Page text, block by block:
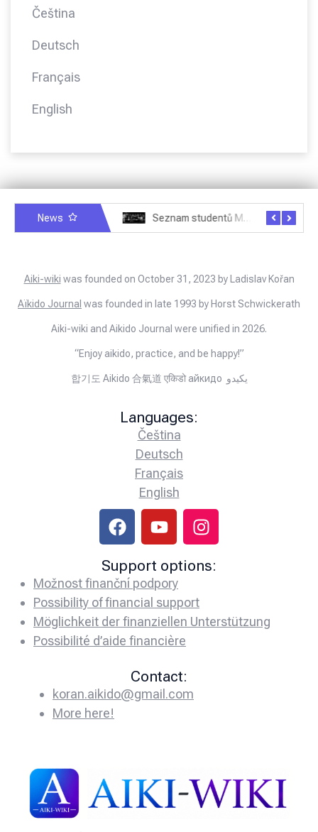
Čeština
Deutsch
Français
English
News Seznam studentů Moriheie Ueshiby
Aiki-wiki was founded on October 31, 2023 by Ladislav Kořan
Aïkido Journal was founded in late 1993 by Horst Schwickerath
Aiki-wiki and Aikido Journal were unified in 2026.
“Enjoy aikido, practice, and be happy!”
합기도 Aikido 合氣道 एकिडो айкидо يكيدو
Languages:
Čeština
Deutsch
Français
English
Support options:
Možnost finanční podpory
Possibility of financial support
Möglichkeit der finanziellen Unterstützung
Possibilité d’aide financière
Contact:
koran.aikido@gmail.com
More here!